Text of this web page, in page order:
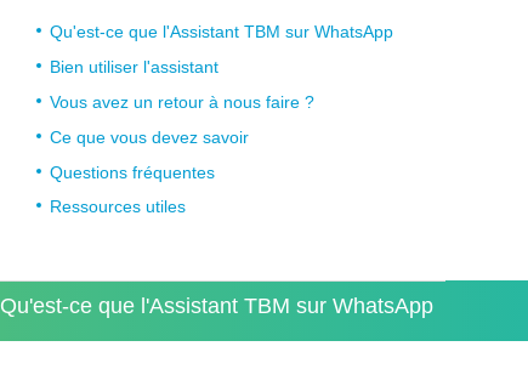
L
T
Qu'est-ce que l'Assistant TBM sur WhatsApp
Bien utiliser l'assistant
Vous avez un retour à nous faire ?
Ce que vous devez savoir
Questions fréquentes
Ressources utiles
Qu'est-ce que l'Assistant TBM sur WhatsApp